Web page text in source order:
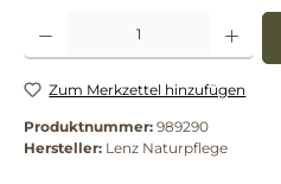
Produkt Anzahl: Gib den gewünschten
Zum Merkzettel hinzufügen
Produktnummer: 989290
Hersteller: Lenz Naturpflege